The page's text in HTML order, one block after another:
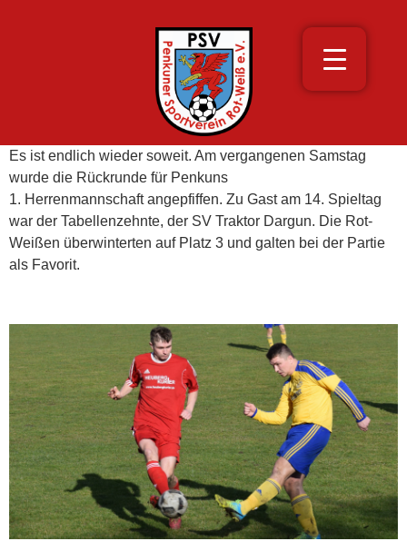
Es ist endlich wieder soweit. Am vergangenen Samstag
wurde die Rückrunde für Penkuns
1. Herrenmannschaft angepfiffen. Zu Gast am 14. Spieltag
war der Tabellenzehnte, der SV Traktor Dargun. Die Rot-
Weißen überwinterten auf Platz 3 und galten bei der Partie
als Favorit.